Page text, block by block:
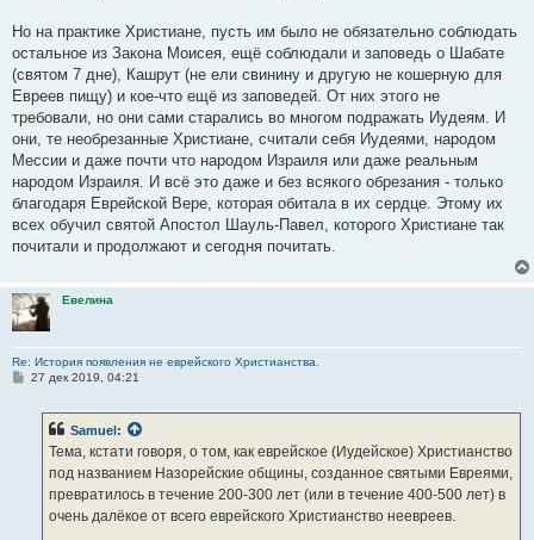
Но на практике Христиане, пусть им было не обязательно соблюдать
остальное из Закона Моисея, ещё соблюдали и заповедь о Шабате
(святом 7 дне), Кашрут (не ели свинину и другую не кошерную для
Евреев пищу) и кое-что ещё из заповедей. От них этого не
требовали, но они сами старались во многом подражать Иудеям. И
они, те необрезанные Христиане, считали себя Иудеями, народом
Мессии и даже почти что народом Израиля или даже реальным
народом Израиля. И всё это даже и без всякого обрезания - только
благодаря Еврейской Вере, которая обитала в их сердце. Этому их
всех обучил святой Апостол Шауль-Павел, которого Христиане так
почитали и продолжают и сегодня почитать.
Евелина
Re: История появления не еврейского Христианства.
С27 дек 2019, 04:21
Samuel:
Тема, кстати говоря, о том, как еврейское (Иудейское) Христианство
под названием Назорейские общины, созданное святыми Евреями,
превратилось в течение 200-300 лет (или в течение 400-500 лет) в
очень далёкое от всего еврейского Христианство неевреев.